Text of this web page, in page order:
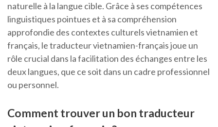
naturelle à la langue cible. Grâce à ses compétences
linguistiques pointues et à sa compréhension
approfondie des contextes culturels vietnamien et
français, le traducteur vietnamien-français joue un
rôle crucial dans la facilitation des échanges entre les
deux langues, que ce soit dans un cadre professionnel
ou personnel.
Comment trouver un bon traducteur